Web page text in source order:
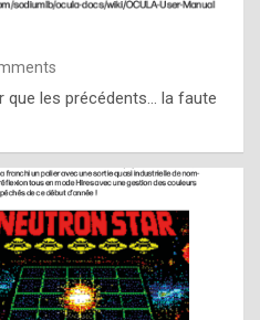
i
e
f
o
m
m
a
y
que les précédents… la faute